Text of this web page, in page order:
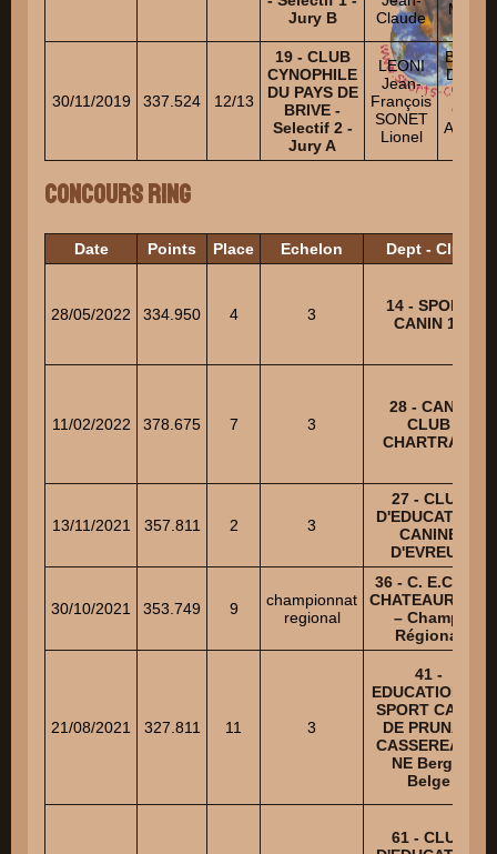
Jury B
Claude
30/11/2019 337.524 12/13
19 - CLUB
CYNOPHILE
DU PAYS DE
BRIVE -
Selectif 2 -
Jury A
LEONI
Jean-
François
SONET
Lionel
DANY
Concours Ring
Date Points Place Echelon Dept - Club
28/05/2022 334.950 4 3
14 - SPORT
CANIN 14
11/02/2022 378.675 7 3
28 - CANIS
CLUB
CHARTRAIN
13/11/2021 357.811 2 3
27 - CLUB
D'EDUCATION
CANINE
D'EVREUX
30/10/2021 353.749 9
championnat
regional
36 - C. E.C. DE
CHATEAUROUX
– Champ.
Régional
21/08/2021 327.811 11 3
41 -
EDUCATION ET
SPORT CANIN
DE PRUNAY-
CASSEREAU -
NE Berger
Belge
61 - CLUB